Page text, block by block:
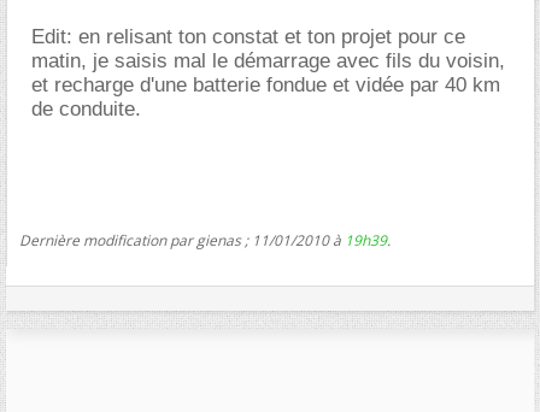
Edit: en relisant ton constat et ton projet pour ce
matin, je saisis mal le démarrage avec fils du voisin,
et recharge d'une batterie fondue et vidée par 40 km
de conduite.
Dernière modification par gienas ; 11/01/2010 à 19h39.